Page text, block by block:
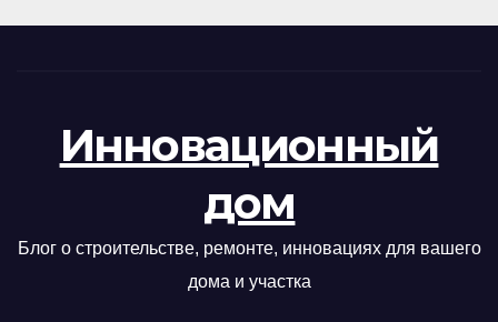
Инновационный
дом
Блог о строительстве, ремонте, инновациях для вашего
дома и участка